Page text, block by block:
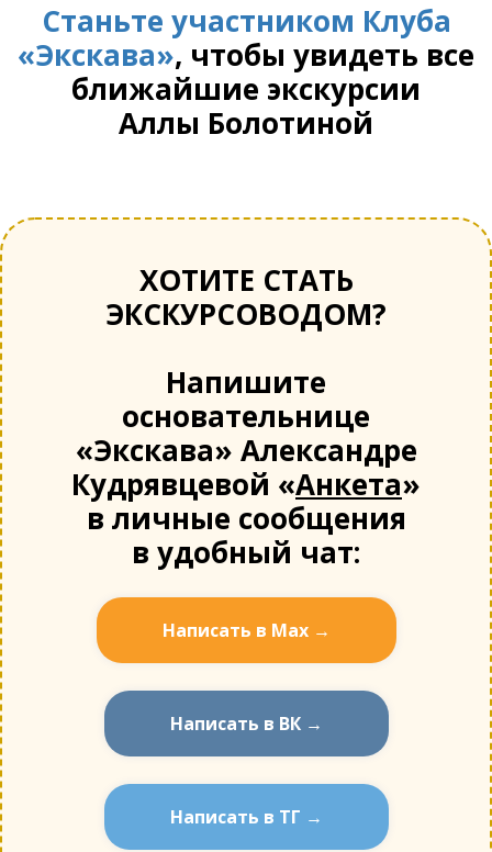
Станьте участником Клуба
«Экскава», чтобы увидеть все
ближайшие экскурсии
Аллы Болотиной
ХОТИТЕ СТАТЬ
ЭКСКУРСОВОДОМ?
Напишите
основательнице
«Экскава» Александре
Кудрявцевой «Анкета»
в личные сообщения
в удобный чат:
Написать в Мах →
Написать в ВК →
Написать в ТГ →